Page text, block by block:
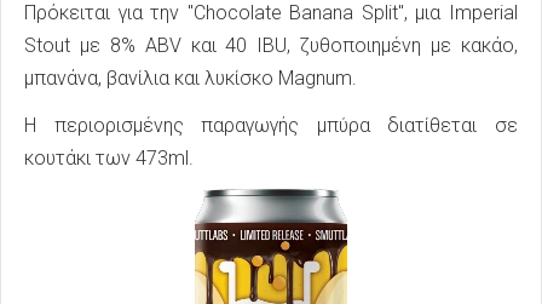
Πρόκειται για την "Chocolate Banana Split", μια Imperial
Stout με 8% ABV και 40 IBU, ζυθοποιημένη με κακάο,
μπανάνα, βανίλια και λυκίσκο Magnum.
Η περιορισμένης παραγωγής μπύρα διατίθεται σε
κουτάκι των 473ml.